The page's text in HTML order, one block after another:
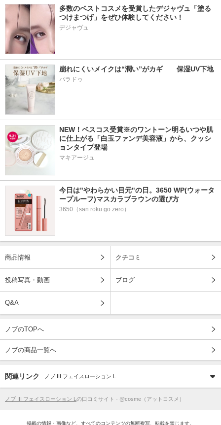
多数のベストコスメを受賞したデジャヴュ「塗る
つけまつげ」をぜひ体験してください！
デジャヴュ
崩れにくいメイクは“潤い”がカギ　　保湿UV下地
パラドゥ
NEW！ベスコス受賞※のワントーン明るいつや肌
に仕上がる「白玉ファンデ美容液」から、クッシ
ョンタイプ登場
マキアージュ
今日は"やわらかい目元"の日。3650 WP(ウォータ
ープルーフ)マスカラブラウンの選び方
3650（san roku go zero）
商品情報 クチコミ
投稿写真・動画 ブログ
Q&A
ノブのTOPへ
ノブの商品一覧へ
関連リンク ノブ III フェイスローション L
ノブ III フェイスローション L の口コミサイト - @cosme（アットコスメ）
掲載の情報・画像など、すべてのコンテンツの無断複写、転載を禁じます。